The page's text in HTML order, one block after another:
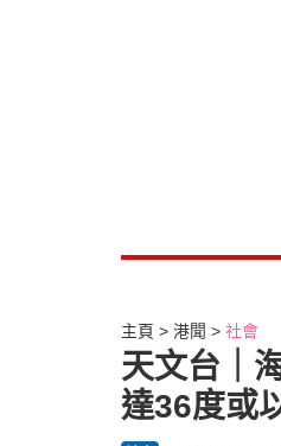
主頁 港聞 社會
天文台｜
達36度或